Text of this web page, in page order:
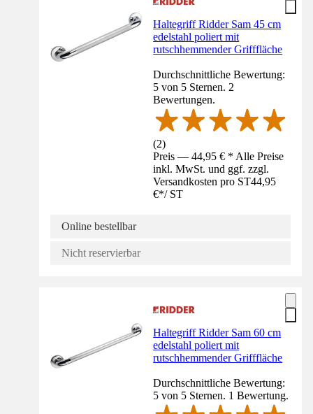
Haltegriff Ridder Sam 45 cm
edelstahl poliert mit
rutschhemmender Grifffläche
Durchschnittliche Bewertung:
5 von 5 Sternen. 2
Bewertungen.
(2)
Preis — 44,95 € * Alle Preise
inkl. MwSt. und ggf. zzgl.
Versandkosten pro ST44,95
€*/ ST
Online bestellbar
Nicht reservierbar
Haltegriff Ridder Sam 60 cm
edelstahl poliert mit
rutschhemmender Grifffläche
Durchschnittliche Bewertung:
5 von 5 Sternen. 1 Bewertung.